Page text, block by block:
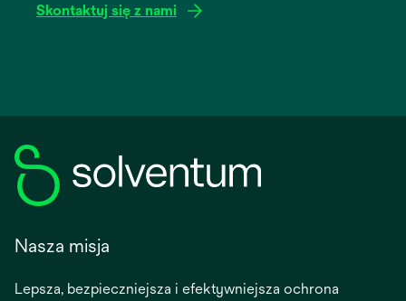
Skontaktuj się z nami
Nasza misja
Lepsza, bezpieczniejsza i efektywniejsza ochrona